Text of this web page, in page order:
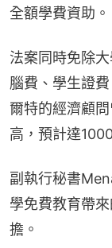
全額學費資助。
法案同時免除
腦費、學生證
爾特的經濟顧
高，預計達
副執行秘書
學免費教育帶
擔。